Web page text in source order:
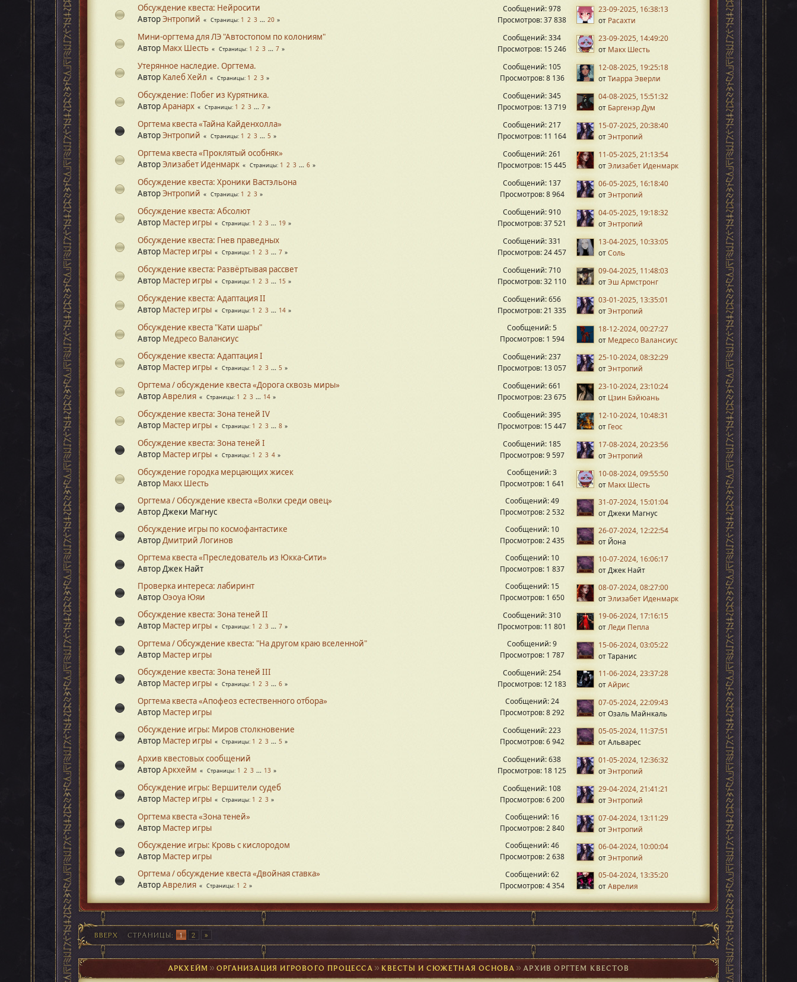
Обсуждение квеста: Нейросити
АвторЭнтропий Страницы 1 2 3 ... 20
Сообщений: 978
Просмотров: 37 838
23-09-2025, 16:38:13
от Расахти
Мини-оргтема для ЛЭ "Автостопом по колониям"
Автор Макх Шесть Страницы 1 2 3 ... 7
Сообщений: 334
Просмотров: 15 246
23-09-2025, 14:49:20
от Макх Шесть
Утерянное наследие. Оргтема.
Автор Калеб Хейл Страницы 1 2 3
Сообщений: 105
Просмотров: 8 136
12-08-2025, 19:25:18
отТиарра Эверли
Обсуждение: Побег из Курятника.
АвторАранарх Страницы 1 2 3 ... 7
Сообщений: 345
Просмотров: 13 719
04-08-2025, 15:51:32
от Баргенэр Дум
Оргтема квеста «Тайна Кайденхолла»
АвторЭнтропий Страницы 1 2 3 ... 5
Сообщений: 217
Просмотров: 11 164
15-07-2025, 20:38:40
отЭнтропий
Оргтема квеста «Проклятый особняк»
АвторЭлизабет Иденмарк Страницы 1 2 3 ... 6
Сообщений: 261
Просмотров: 15 445
11-05-2025, 21:13:54
отЭлизабет Иденмарк
Обсуждение квеста: Хроники Вастэльона
АвторЭнтропий Страницы 1 2 3
Сообщений: 137
Просмотров: 8 964
06-05-2025, 16:18:40
отЭнтропий
Обсуждение квеста: Абсолют
Автор Мастер игры Страницы 1 2 3 ... 19
Сообщений: 910
Просмотров: 37 521
04-05-2025, 19:18:32
отЭнтропий
Обсуждение квеста: Гнев праведных
Автор Мастер игры Страницы 1 2 3 ... 7
Сообщений: 331
Просмотров: 24 457
13-04-2025, 10:33:05
отСоль
Обсуждение квеста: Развёртывая рассвет
Автор Мастер игры Страницы 1 2 3 ... 15
Сообщений: 710
Просмотров: 32 110
09-04-2025, 11:48:03
отЭш Армстронг
Обсуждение квеста: Адаптация II
Автор Мастер игры Страницы 1 2 3 ... 14
Сообщений: 656
Просмотров: 21 335
03-01-2025, 13:35:01
отЭнтропий
Обсуждение квеста "Кати шары"
Автор Медресо Валансиус
Сообщений: 5
Просмотров: 1 594
18-12-2024, 00:27:27
от Медресо Валансиус
Обсуждение квеста: Адаптация I
Автор Мастер игры Страницы 1 2 3 ... 5
Сообщений: 237
Просмотров: 13 057
25-10-2024, 08:32:29
отЭнтропий
Оргтема / обсуждение квеста «Дорога сквозь миры»
АвторАврелия Страницы 1 2 3 ... 14
Сообщений: 661
Просмотров: 23 675
23-10-2024, 23:10:24
от Цзин Бэйюань
Обсуждение квеста: Зона теней IV
Автор Мастер игры Страницы 1 2 3 ... 8
Сообщений: 395
Просмотров: 15 447
12-10-2024, 10:48:31
от Геос
Обсуждение квеста: Зона теней I
Автор Мастер игры Страницы 1 2 3 4
Сообщений: 185
Просмотров: 9 597
17-08-2024, 20:23:56
отЭнтропий
Обсуждение городка мерцающих жисек
Автор Макх Шесть
Сообщений: 3
Просмотров: 1 641
10-08-2024, 09:55:50
от Макх Шесть
Оргтема / Обсуждение квеста «Волки среди овец»
Автор Джеки Магнус
Сообщений: 49
Просмотров: 2 532
31-07-2024, 15:01:04
от Джеки Магнус
Обсуждение игры по космофантастике
АвторДмитрий Логинов
Сообщений: 10
Просмотров: 2 435
26-07-2024, 12:22:54
от Йона
Оргтема квеста «Преследователь из Юкка-Сити»
Автор Джек Найт
Сообщений: 10
Просмотров: 1 837
10-07-2024, 16:06:17
от Джек Найт
Проверка интереса: лабиринт
АвторОэоуа Юяи
Сообщений: 15
Просмотров: 1 650
08-07-2024, 08:27:00
отЭлизабет Иденмарк
Обсуждение квеста: Зона теней II
Автор Мастер игры Страницы 1 2 3 ... 7
Сообщений: 310
Просмотров: 11 801
19-06-2024, 17:16:15
отЛеди Пепла
Оргтема / Обсуждение квеста: "На другом краю вселенной"
Автор Мастер игры
Сообщений: 9
Просмотров: 1 787
15-06-2024, 03:05:22
от Таранис
Обсуждение квеста: Зона теней III
Автор Мастер игры Страницы 1 2 3 ... 6
Сообщений: 254
Просмотров: 12 183
11-06-2024, 23:37:28
отАйрис
Оргтема квеста «Апофеоз естественного отбора»
Автор Мастер игры
Сообщений: 24
Просмотров: 8 292
07-05-2024, 22:09:43
от Озаль Майнкаль
Обсуждение игры: Миров столкновение
Автор Мастер игры Страницы 1 2 3 ... 5
Сообщений: 223
Просмотров: 6 942
05-05-2024, 11:37:51
от Альварес
Архив квестовых сообщений
АвторАркхейм Страницы 1 2 3 ... 13
Сообщений: 638
Просмотров: 18 125
01-05-2024, 12:36:32
отЭнтропий
Обсуждение игры: Вершители судеб
Автор Мастер игры Страницы 1 2 3
Сообщений: 108
Просмотров: 6 200
29-04-2024, 21:41:21
отЭнтропий
Оргтема квеста «Зона теней»
Автор Мастер игры
Сообщений: 16
Просмотров: 2 840
07-04-2024, 13:11:29
отЭнтропий
Обсуждение игры: Кровь с кислородом
Автор Мастер игры
Сообщений: 46
Просмотров: 2 638
06-04-2024, 10:00:04
отЭнтропий
Оргтема / обсуждение квеста «Двойная ставка»
АвторАврелия Страницы 1 2
Сообщений: 62
Просмотров: 4 354
05-04-2024, 13:35:20
отАврелия
ВВЕРХ СТРАНИЦЫ 1 2
АРКХЕЙМ ►ОРГАНИЗАЦИЯ ИГРОВОГО ПРОЦЕССА ►КВЕСТЫ И СЮЖЕТНАЯ ОСНОВА ►АРХИВ ОРГТЕМ КВЕСТОВ